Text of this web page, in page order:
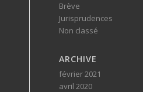
Brève
Jurisprudences
Non classé
ARCHIVE
février 2021
avril 2020